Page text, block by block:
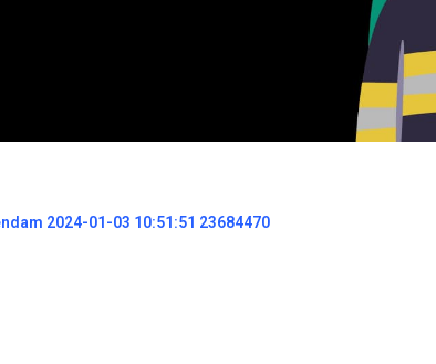
2024-01-03 10:51:51 23684470